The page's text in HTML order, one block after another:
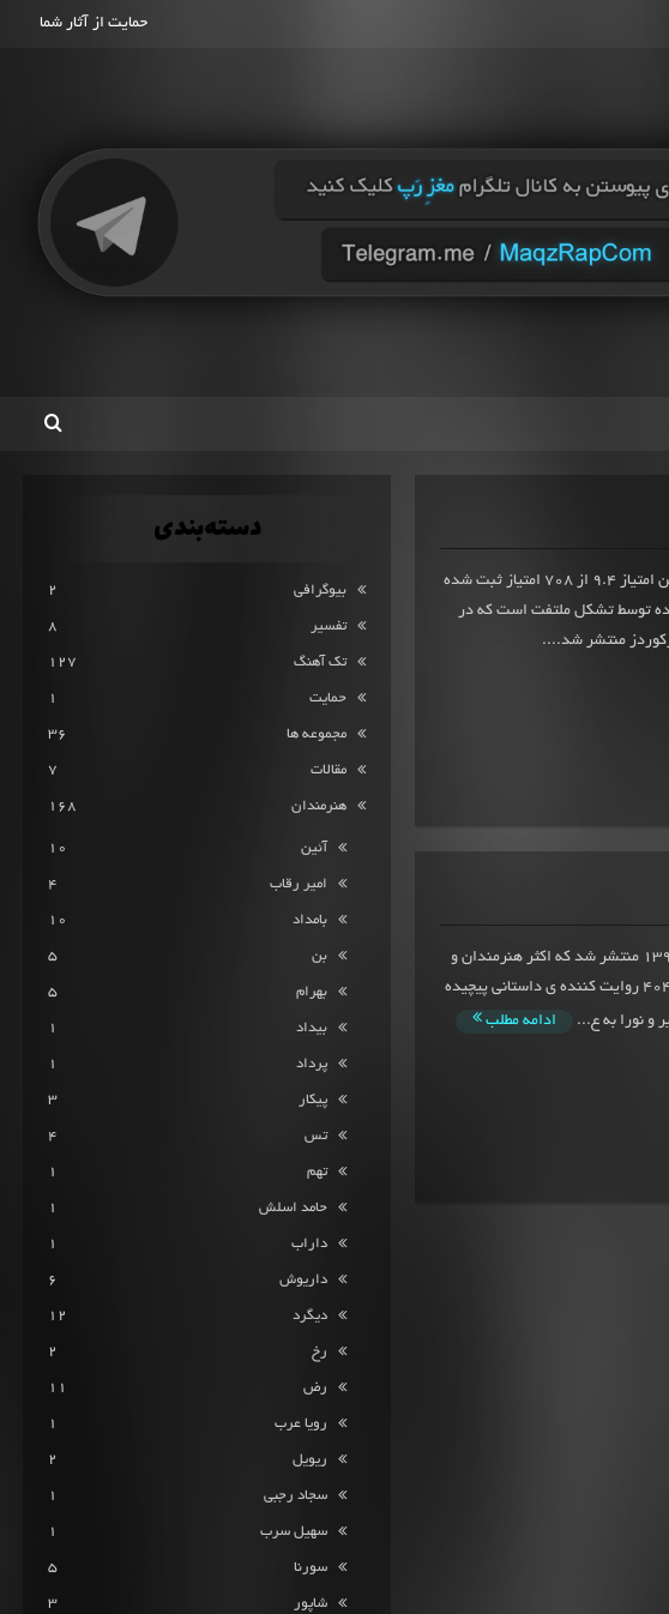
حمایت از آثار شما
مجموعه انجام وظیفه از تشکل ملتفتمیانگین امتیاز 9.4 از 708 امتیاز ثبت شده
توسط تشکل ملتفت است که در
مجموعه 404 از فرشاد در چهارم مهرماه 1397 منتشر شد که اکثر هنرمندان و
رپکن های نام آشنا حضور دارند. مجموعه 404 روایت کننده ی داستانی پیچیده
و نورا به ع... ادامه مطلب
دسته‌بندی
بیوگرافی 2
تفسیر 8
تک آهنگ 127
حمایت 1
مجموعه ها 36
مقالات 7
هنرمندان 168
آئین 10
امیر رقاب 4
بامداد 10
بن 5
بهرام 5
بیداد 1
پرداد 1
پیکار 3
تس 4
تهم 1
حامد اسلش 1
داراب 1
داریوش 6
دیگرد 12
رخ 2
رض 11
رویا عرب 1
ریویل 2
سجاد رجبی 1
سهیل سرب 1
سورنا 5
شاپور 3